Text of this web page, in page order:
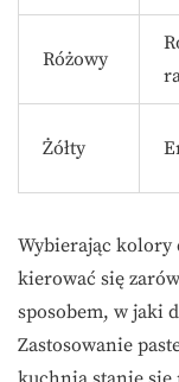
Różowy
Żółty
Wybierając
kierować się
sposobem, w jaki
Zastosowanie